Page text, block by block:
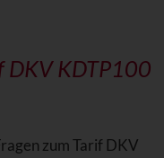
DKV KDTP100
zum Tarif DKV